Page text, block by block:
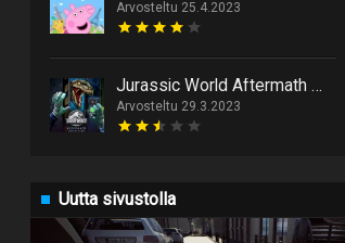
Arvosteltu 25.4.2023
Jurassic World Aftermath Collection
Arvosteltu 29.3.2023
Uutta sivustolla